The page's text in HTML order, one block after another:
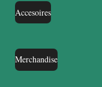
Accesoires
Merchandise